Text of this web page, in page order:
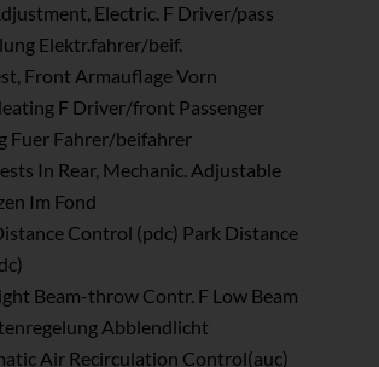
Electric. F Driver/pass
Elektr.fahrer/beif.
Front Armauflage Vorn
F Driver/front Passenger
Fuer Fahrer/beifahrer
In Rear, Mechanic. Adjustable
Im Fond
Control (pdc) Park Distance
Beam-throw Contr. F Low Beam
Abblendlicht
Air Recirculation Control(auc)